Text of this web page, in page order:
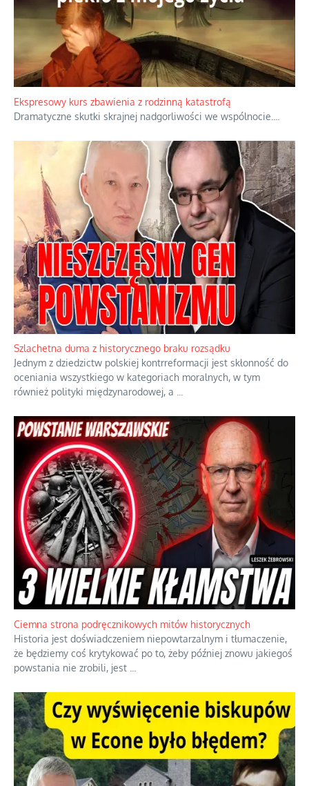
Ekspresowy kurs zbawienia z rodzinną katastrofą
Dramatyczne skutki skrajnej nadgorliwości we wspólnocie.
Szlachetna duma z historycznego braku rozsądku
Jednym z dziedzictw polskiej kontrreformacji jest skłonność do
oceniania wszystkiego w kategoriach moralnych, w tym
również polityki międzynarodowej, a
Ciemna strona podręcznikowych mitów historycznych
Historia jest doświadczeniem niepowtarzalnym i tłumaczenie,
że będziemy coś krytykować po to, żeby później znowu jakiegoś
powstania nie zrobili, jest